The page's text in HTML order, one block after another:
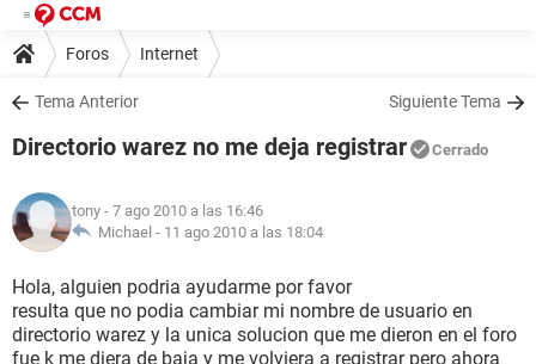
Foros Internet
Tema Anterior Siguiente Tema
Directorio warez no me deja registrar Cerrado
tony - 7 ago 2010 a las 16:46
Michael - 11 ago 2010 a las 18:04
Hola, alguien podria ayudarme por favor
resulta que no podia cambiar mi nombre de usuario en
directorio warez y la unica solucion que me dieron en el foro
fue k me diera de baja y me volviera a registrar pero ahora